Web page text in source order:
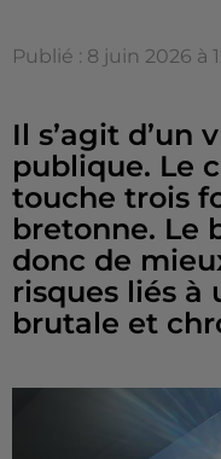
Publié : 8 juin 2026 à
Il s’agit d’un
publique. Le
touche trois
bretonne. Le
donc de
risques liés à
brutale et